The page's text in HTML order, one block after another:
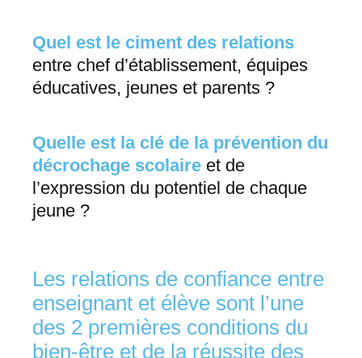
Quel est le ciment des relations
entre chef d’établissement, équipes
éducatives, jeunes et parents ?
Quelle est la clé de la prévention du
décrochage scolaire et de
l’expression du potentiel de chaque
jeune ?
Les relations de confiance entre
enseignant et élève sont l’une
des 2 premières conditions du
bien-être et de la réussite des